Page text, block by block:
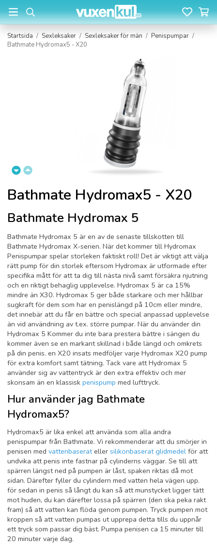
Startsida / Sexleksaker / Sexleksaker för män / Penispumpar /
Bathmate Hydromax5 - X20
Bathmate Hydromax5 - X20
Bathmate Hydromax 5
Bathmate Hydromax 5 är en av de senaste tillskotten till
Bathmate Hydromax X-serien. När det kommer till Hydromax
Penispumpar spelar storleken faktiskt roll! Det är viktigt att välja
rätt pump för din storlek eftersom Hydromax är utformade efter
specifika mått för att ta dig till nästa nivå samt försäkra njutning
och en riktigt behaglig upplevelse. Hydromax 5 är ca 15%
mindre än X30. Hydromax 5 ger både starkare och mer hållbar
sugkraft för dem som har en penislängd på 10cm eller mindre,
det innebär att du får en bättre och special anpassad upplevelse
än vid användning av t.ex. större pumpar. När du använder din
Hydromax 5 Kommer du inte bara prestera bättre i sängen du
kommer även se en markant skillnad i både längd och omkrets
på din penis. en X20 insats medföljer varje Hydromax X20 pump
för extra komfort samt tätning. Tack vare att Hydromax 5
använder sig av vattentryck är den extra effektiv och mer
skonsam än en klassisk penispump med lufttryck.
Hur använder jag Bathmate
Hydromax5?
Hydromax5 är lika enkel att använda som alla andra
penispumpar från Bathmate. Vi rekommenderar att du smörjer in
penisen med vattenbaserateller silikonbaserat glidmedel för att
undvika att penis inte fastnar på cylinderns väggar. Se till att
spärren längst ned på pumpen är låst, spaken riktas då mot
sidan. Därefter fyller du cylindern med vatten hela vägen upp.
för sedan in penis så långt du kan så att munstycket ligger tätt
mot huden, du kan därefter lossa på spärren (den ska peka rakt
fram) så att vatten kan flöda genom pumpen. Tryck pumpen mot
kroppen så att vatten pumpas ut upprepa detta tills du uppnår
ett tryck som passar dig bäst. Pumpa penisen ca 15 minuter till
20 minuter varje dag.